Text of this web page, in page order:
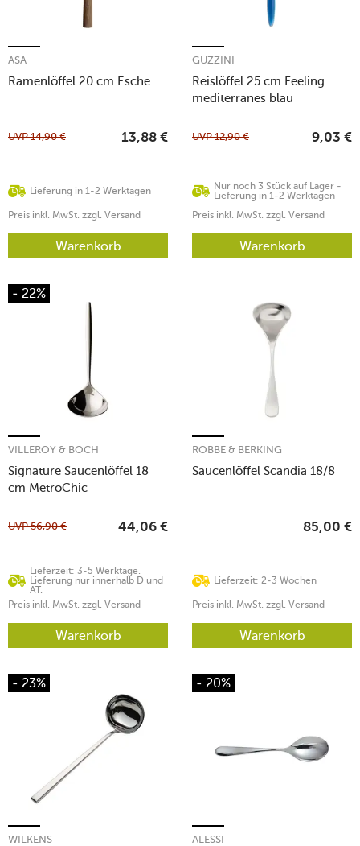
Ramenlöffel 20 cm Esche
ASA
Lieferung in 1-2 Werktagen
UVP14,90 € 13,88 €
Preis inkl. MwSt. zzgl. Versand
Warenkorb
Reislöffel 25 cm Feeling
mediterranes blau
GUZZINI
Nur noch 3 Stück auf Lager -
Lieferung in 1-2 Werktagen
UVP12,90 € 9,03 €
Preis inkl. MwSt. zzgl. Versand
Warenkorb
- 22%
Signature Saucenlöffel 18
cm MetroChic
VILLEROY & BOCH
Lieferzeit: 3-5 Werktage.
Lieferung nur innerhalb D und
AT.
UVP56,90 € 44,06 €
Preis inkl. MwSt. zzgl. Versand
Warenkorb
Saucenlöffel Scandia 18/8
ROBBE & BERKING
Lieferzeit: 2-3 Wochen
85,00 €
Preis inkl. MwSt. zzgl. Versand
Warenkorb
- 23%
WILKENS
- 20%
ALESSI